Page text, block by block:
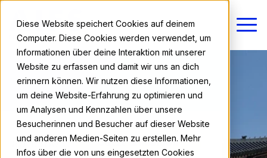
Diese Website speichert Cookies auf deinem
Computer. Diese Cookies werden verwendet, um
Informationen über deine Interaktion mit unserer
Website zu erfassen und damit wir uns an dich
erinnern können. Wir nutzen diese Informationen,
um deine Website-Erfahrung zu optimieren und
um Analysen und Kennzahlen über unsere
Besucherinnen und Besucher auf dieser Website
und anderen Medien-Seiten zu erstellen. Mehr
Infos über die von uns eingesetzten Cookies
ab 1.380 € Jetzt anmelden